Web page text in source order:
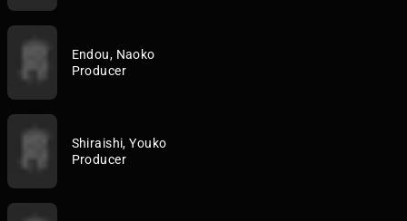
Endou, Naoko
Producer
Shiraishi, Youko
Producer